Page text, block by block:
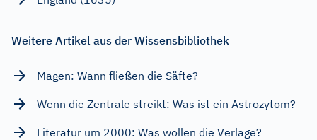
Weitere Artikel aus der Wissensbibliothek
Magen: Wann fließen die Säfte?
Wenn die Zentrale streikt: Was ist ein Astrozytom?
Literatur um 2000: Was wollen die Verlage?